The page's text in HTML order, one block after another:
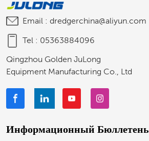
Email : dredgerchina@aliyun.com
Tel : 05363884096
Qingzhou Golden JuLong
Equipment Manufacturing Co., Ltd
Информационный Бюллетень